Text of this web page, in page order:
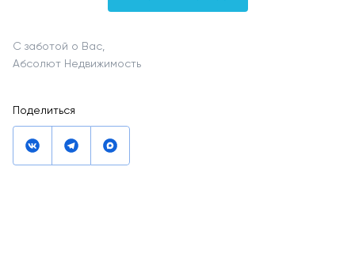
С заботой о Вас,
Абсолют Недвижимость
Поделиться